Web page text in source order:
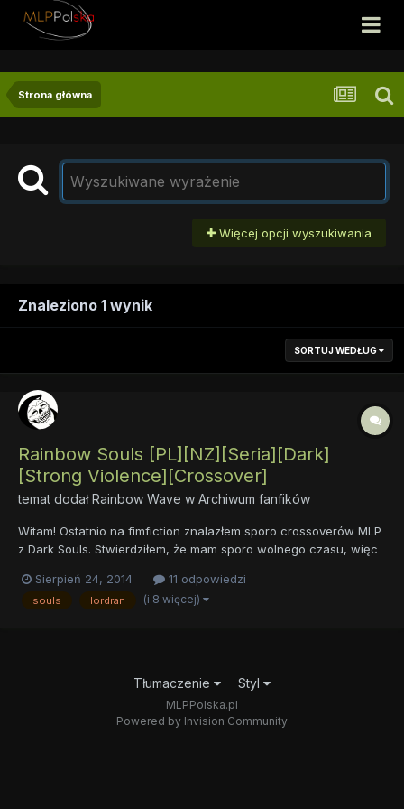
Strona główna
Więcej opcji wyszukiwania
Znaleziono 1 wynik
SORTUJ WEDŁUG
Rainbow Souls [PL][NZ][Seria][Dark]
[Strong Violence][Crossover]
temat dodałRainbow Wave w Archiwum fanfików
Witam! Ostatnio na fimfiction znalazłem sporo crossoverów MLP
z Dark Souls. Stwierdziłem, że mam sporo wolnego czasu, więc
źródłowego, by czerpać przyjemność z czytania (np. ja
przeczytałem kilka z nich zanim wgl poznałem uniwersum DkS i
Sierpień 24, 2014 11 odpowiedzi
souls lordran (i 8 więcej)
Tłumaczenie Styl
MLPPolska.pl
Powered by Invision Community